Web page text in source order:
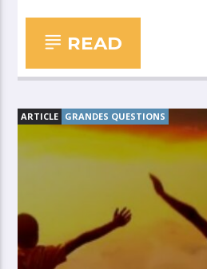
READ
ARTICLE GRANDES QUESTIONS